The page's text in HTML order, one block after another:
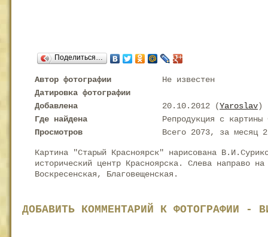
Поделиться…
Автор фотографии
Не известен
Датировка фотографии
Добавлена
20.10.2012 (Yaroslav)
Где найдена
Репродукция с
Просмотров
Всего 2073, за месяц
Картина "Старый Красноярск" нарисована
исторический центр Красноярска. Слева направо
Воскресенская, Благовещенская.
ДОБАВИТЬ КОММЕНТАРИЙ К ФОТОГРАФИИ -